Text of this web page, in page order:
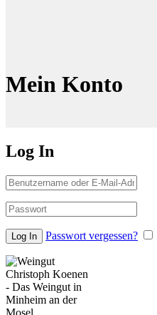
Mein Konto
Log In
Passwort vergessen?